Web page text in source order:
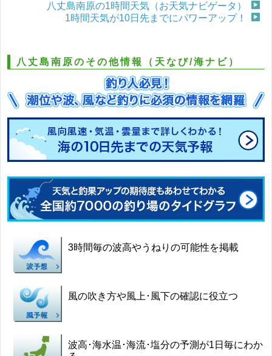
八丈島南原の1時間天気（お天気ナビゲータ）
1時間天気が10日先までにパワーアップ！
八丈島南原のその他情報（天なび/海ナビ）
3時間毎の波高やうねりの可能性を掲載
風の吹き方や風上･風下の確認に役立つ
波高･海水温･海流･塩分の予測が1日毎にわか